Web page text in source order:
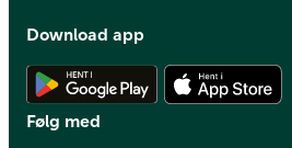
Download app
Hent Android app
Følg med